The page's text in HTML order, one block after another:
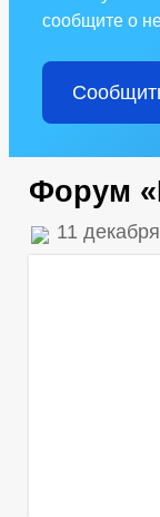
сообщите о
Форум
11